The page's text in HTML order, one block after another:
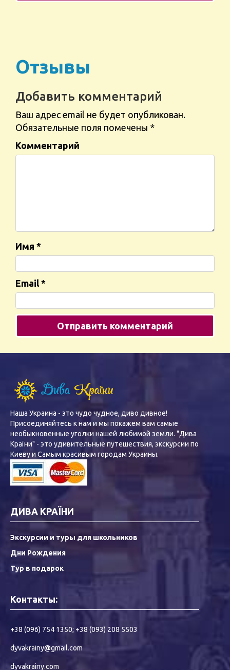
Отзывы
Добавить комментарий
Ваш адрес email не будет опубликован.
Обязательные поля помечены *
Комментарий
Имя *
Email *
Наша Украина - это чудо чудное, диво дивное!
Присоединяйтесь к нам и мы покажем вам самые
необыкновенные уголки нашей любимой земли. "Дива
Країни" - это удивительные путешествия, экскурсии по
Киеву и Самым красивым городам Украины.
ДИВА КРАЇНИ
Экскурсии и туры для школьников
Дни Рождения
Тур в подарок
Контакты:
+38 (096) 754 1350; +38 (093) 208 5503
dyvakrainy@gmail.com
dyvakrainy.com